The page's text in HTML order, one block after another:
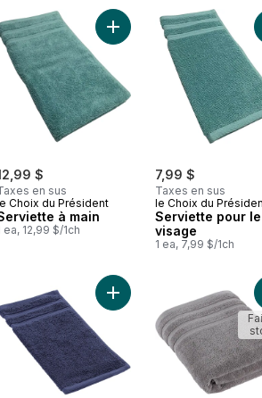
au panier
De Bain Hygro Bleu au panier
$
en sus
Choix du Président
à main
ea, 12,99 $/1ch
Ajouter Serviette à main
7,99 $
Taxes en sus
le Choix du
Serviette pour le
visage
1 ea, 7,99 $/1ch
au panierMains Hygro Bleu au panier
Ajouter Debarbouillette